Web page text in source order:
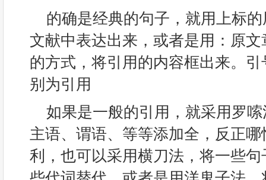
的确是经典的句子，就用上标
文献中表达出来，或者是用：原
的方式，将引用的内容框出来。
别为引用
如果是一般的引用，就采用罗
主语、谓语、等等添加全，反正
利，也可以采用横刀法，将一些